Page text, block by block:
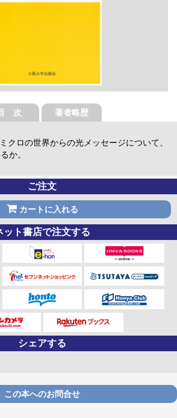
次 著者略歴
クロの世界からの光メッセージについて、
か。
ご注文
カートに入れる
ット書店で注文する
シェアする
この本へのお問合せ